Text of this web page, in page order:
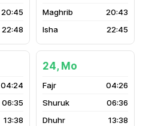
20:45
22:48
20:43
22:45
04:24
06:35
13:38
24, Mo
04:26
06:36
13:38